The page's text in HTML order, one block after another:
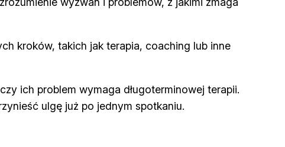
kroków, takich jak terapia, coaching lub inne
ich problem wymaga długoterminowej terapii.
ulgę już po jednym spotkaniu.